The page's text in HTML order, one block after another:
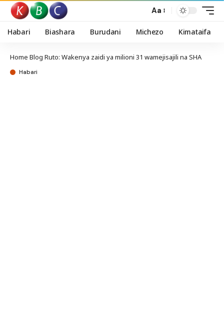
Aa
Habari Biashara Burudani Michezo Kimataifa
Home Blog Ruto: Wakenya zaidi ya milioni 31 wamejisajili na SHA
Habari